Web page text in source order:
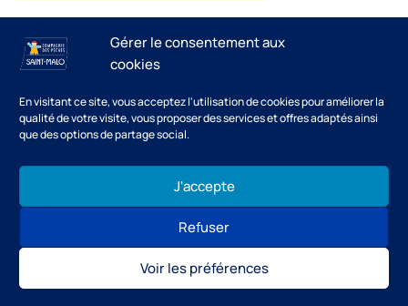
Gérer le consentement aux
cookies
En visitant ce site, vous acceptez l'utilisation de cookies pour améliorer la
qualité de votre visite, vous proposer des services et offres adaptés ainsi
que des options de partage social.
J'accepte
Refuser
Voir les préférences
© 2026 Compagnie des Pêches.